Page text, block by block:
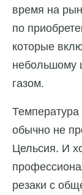
время на
по
которые
небольшому
газом.
Температура
обычно не
Цельсия. И
резаки с